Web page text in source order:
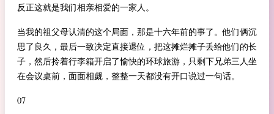
反正这就是我们相亲相爱的一家人。
当我的祖父母认清的这个局面，那是十六年前的事了。他们俩沉
思了良久，最后一致决定直接退位，把这摊烂摊子丢给他们的长
子，然后拎着行李箱开启了愉快的环球旅游，只剩下兄弟三人坐
在会议桌前，面面相觑，整整一天都没有开口说过一句话。
07